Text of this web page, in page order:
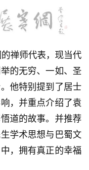
禅师代表，现当代
的无穷、一如、圣
他特别提到了居士
，并重点介绍了袁
道的故事。并推荐
学术思想与巴蜀文
，拥有真正的幸福